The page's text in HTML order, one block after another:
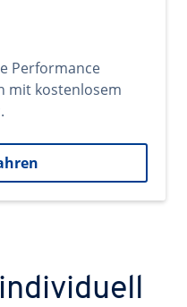
Performance
mit kostenlosem